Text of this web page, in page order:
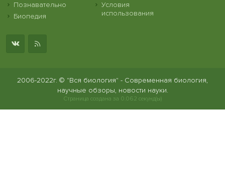
Познавательно
Биопедия
Условия
использования
2006-2022г. © "Вся биология" - Современная биология,
научные обзоры, новости науки.
Страница создана за 0.062 секунд(ы)